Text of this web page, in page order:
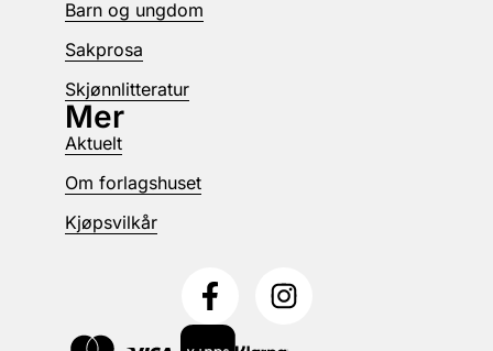
Barn og ungdom
Sakprosa
Skjønnlitteratur
Mer
Aktuelt
Om forlagshuset
Kjøpsvilkår